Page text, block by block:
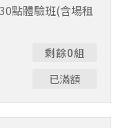
團體運動樂趣！ 如
期舉行，POA將視
後，如因天候因素
退費，請參閱【報名
意上述規則。
點體驗班(含場租
剩餘0組
已滿額